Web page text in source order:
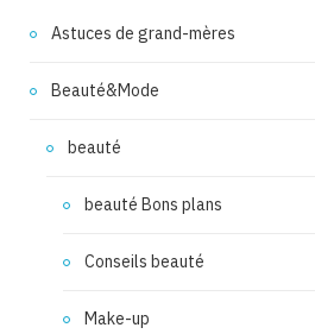
Astuces de grand-mères
Beauté&Mode
beauté
beauté Bons plans
Conseils beauté
Make-up